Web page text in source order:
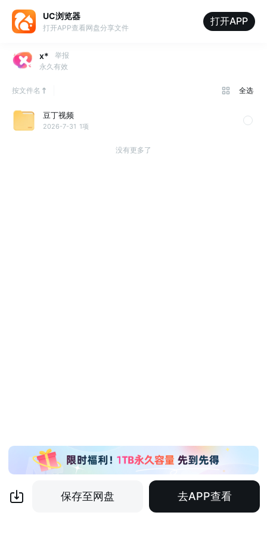
UC浏览器
打开APP查看网盘分享文件
打开APP
x*
举报
永久有效
按文件名 全选
豆丁视频
2026-7-31 1项
没有更多了
保存至网盘 去APP查看